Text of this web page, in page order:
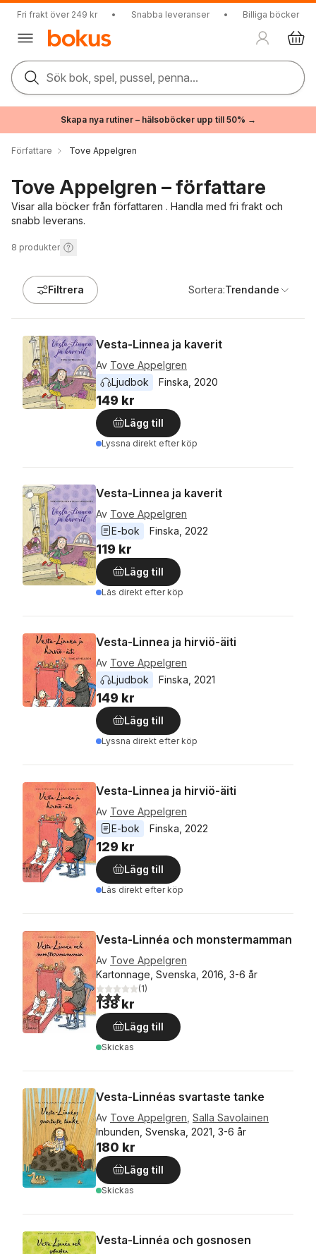
Fri frakt över 249 kr • Snabba leveranser • Billiga böcker
Sök bok, spel, pussel, penna...
Skapa nya rutiner – hälsoböcker upp till 50% →
Författare Tove Appelgren
Tove Appelgren – författare
Visar alla böcker från författaren . Handla med fri frakt och
snabb leverans.
8 produkter
Filtrera Sortera:Trendande
Vesta-Linnea ja kaverit
Av Tove Appelgren
Ljudbok
Finska 2020
149 kr
Lägg till
Lyssna direkt efter köp
Vesta-Linnea ja kaverit
Av Tove Appelgren
E-bok
Finska 2022
119 kr
Lägg till
Läs direkt efter köp
Vesta-Linnea ja hirviö-äiti
Av Tove Appelgren
Ljudbok
Finska 2021
149 kr
Lägg till
Lyssna direkt efter köp
Vesta-Linnea ja hirviö-äiti
Av Tove Appelgren
E-bok
Finska 2022
129 kr
Lägg till
Läs direkt efter köp
Vesta-Linnéa och monstermamman
Av Tove Appelgren
Kartonnage, Svenska, 2016, 3-6 år
3,0utav 5 stjärnor. Totalt antal röster:
(1)
138 kr
Lägg till
Skickas
Vesta-Linnéas svartaste tanke
Av Tove Appelgren Salla Savolainen
Inbunden, Svenska, 2021, 3-6 år
180 kr
Lägg till
Skickas
Vesta-Linnéa och gosnosen